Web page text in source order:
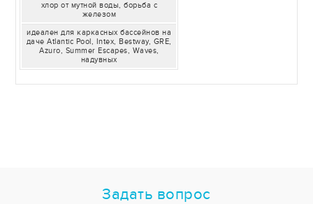
хлор от мутной воды, борьба с
железом
идеален для каркасных бассейнов на
даче Atlantic Pool, Intex, Bestway, GRE,
Azuro, Summer Escapes, Waves,
надувных
Задать вопрос